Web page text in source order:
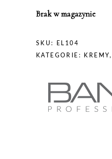
Brak w magazynie
SKU: EL104
KATEGORIE: KREMY,